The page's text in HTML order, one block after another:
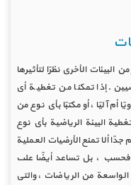
البيئات الأخرى نظرًا لتأثيرها
إذا تمكنا من تغطية أي
آليًا ، أو مكتبًا بأي نوع من
البيئة الرياضية بأي نوع
ألا تمنع الأرضيات العملية
فحسب ، بل تساعد أيضًا على
من الرياضات ، والتي